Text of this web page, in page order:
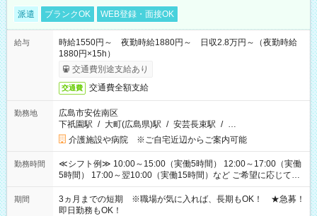
派遣 ブランクOK WEB登録・面接OK
給与
時給1550円～ 夜勤時給1880円～ 日収2.8万円～（夜勤時給
1880円×15h）
交通費別途支給あり
交通費 交通費全額支給
勤務地
広島市安佐南区
下祇園駅 / 大町(広島県)駅 / 安芸長束駅 / …
介護施設や病院 ※ご自宅近辺からご案内可能
勤務時間
≪シフト例≫ 10:00～15:00（実働5時間） 12:00～17:00（実働
5時間） 17:00～翌10:00（実働15時間）など ご希望に応じて、
働く時間は調整できます！ お気軽に担当へ相談ください！
期間
3ヵ月までの短期 ※職場が気に入れば、長期もOK！ ★急募！
即日勤務もOK！